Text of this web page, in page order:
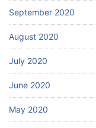
September 2020
August 2020
July 2020
June 2020
May 2020